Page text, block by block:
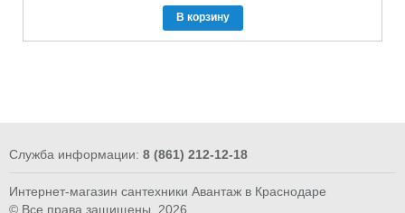
В корзину
Служба информации: 8 (861) 212-12-18
Интернет-магазин сантехники Авантаж в Краснодаре
© Все права защищены. 2026